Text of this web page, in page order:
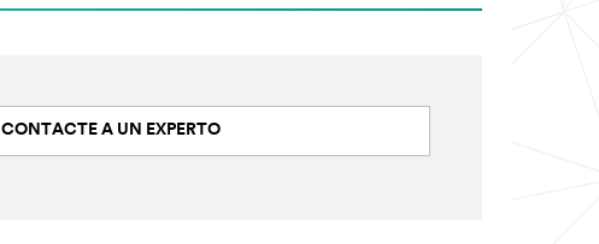
CONTACTE A UN EXPERTO